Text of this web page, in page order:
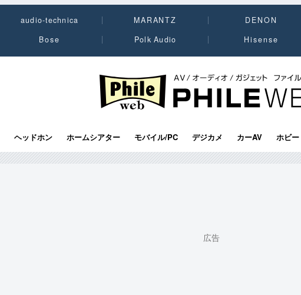
audio-technica MARANTZ DENON
Bose
Polk Audio Hisense
PHILE WEB｜AV/オーディオ/ガジェット
ヘッドホン ホームシアター モバイル/PC デジカメ カーAV ホビー